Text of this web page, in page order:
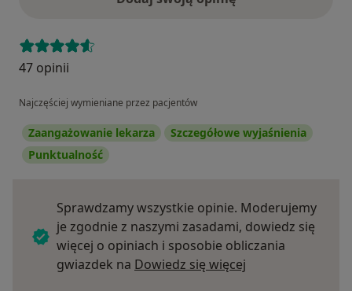
47 opinii
Najczęściej wymieniane przez pacjentów
Zaangażowanie lekarza
Szczegółowe wyjaśnienia
Punktualność
Sprawdzamy wszystkie opinie. Moderujemy
je zgodnie z naszymi zasadami, dowiedz się
więcej o opiniach i sposobie obliczania
gwiazdek na Dowiedz się więcej